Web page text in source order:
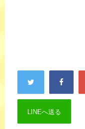
LINEへ送る